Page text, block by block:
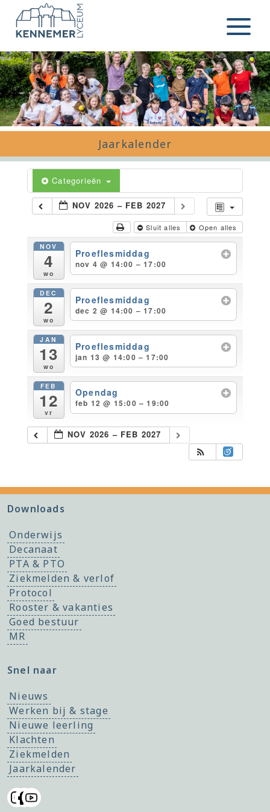
Ga naar de inhoud
Menu
Jaarkalender
Categorieën
NOV 2026 – FEB 2027
Sluit alles Open alles
NOV
4
wo
Proeflesmiddag
nov 4 @ 14:00 – 17:00
DEC
2
wo
Proeflesmiddag
dec 2 @ 14:00 – 17:00
JAN
13
wo
Proeflesmiddag
jan 13 @ 14:00 – 17:00
FEB
12
vr
Opendag
feb 12 @ 15:00 – 19:00
NOV 2026 – FEB 2027
Downloads
Onderwijs
Decanaat
PTA & PTO
Ziekmelden & verlof
Protocol
Rooster & vakanties
Goed bestuur
MR
Snel naar
Nieuws
Werken bij & stage
Nieuwe leerling
Klachten
Ziekmelden
Jaarkalender